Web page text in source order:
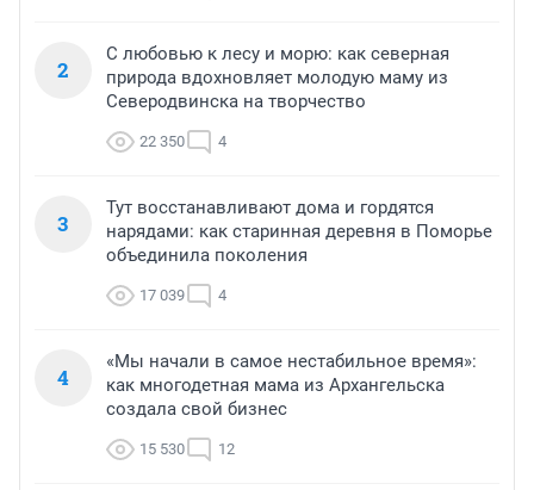
2
С любовью к лесу и морю: как северная
природа вдохновляет молодую маму из
Северодвинска на творчество
22 350 4
3
Тут восстанавливают дома и гордятся
нарядами: как старинная деревня в Поморье
объединила поколения
17 039 4
4
«Мы начали в самое нестабильное время»:
как многодетная мама из Архангельска
создала свой бизнес
15 530 12